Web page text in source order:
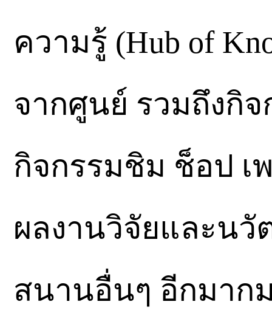
ความรู้ (Hub of
จากศูนย์ รวมถึงกิจ
กิจกรรมชิม ช็อป
ผลงานวิจัยและนวั
สนานอื่นๆ อีกมากม